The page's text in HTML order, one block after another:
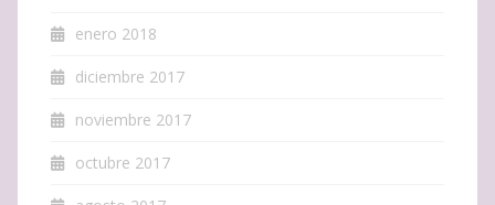
enero 2018
diciembre 2017
noviembre 2017
octubre 2017